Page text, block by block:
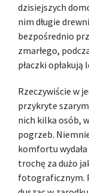
dzisiejszych
nim długie
bezpośrednio
zmarłego,
płaczki opłakują
Rzeczywiście w
przykryte szarym
nich kilka osób,
pogrzeb.
komfortu
trochę za dużo
fotograficznym.